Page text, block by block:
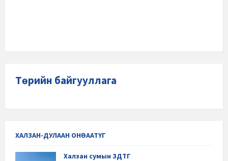
Төрийн байгууллага
ХАЛЗАН-ДУЛААН ОНӨААТҮГ
Халзан сумын ЗДТГ